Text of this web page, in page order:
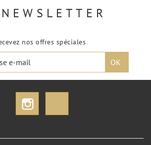
NEWSLETTER
nos offres spéciales